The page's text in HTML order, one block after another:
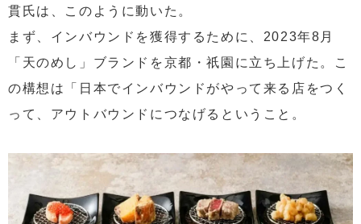
貫氏は、このように動いた。
まず、インバウンドを獲得するために、2023年8月
「天のめし」ブランドを京都・祇園に立ち上げた。こ
の構想は「日本でインバウンドがやって来る店をつく
って、アウトバウンドにつなげるということ。